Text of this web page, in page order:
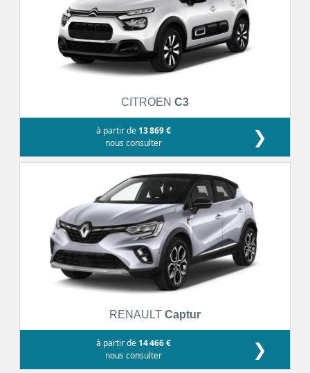
CITROEN C3
à partir de 13 869 €
nous consulter
❯
RENAULT Captur
à partir de 14 466 €
nous consulter
❯